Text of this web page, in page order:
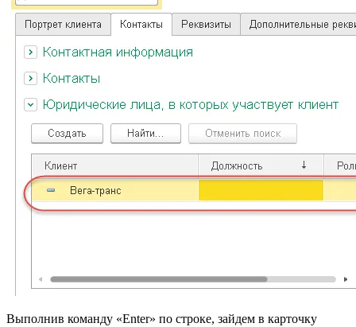
Выполнив команду «Enter» по строке, зайдем в карточку